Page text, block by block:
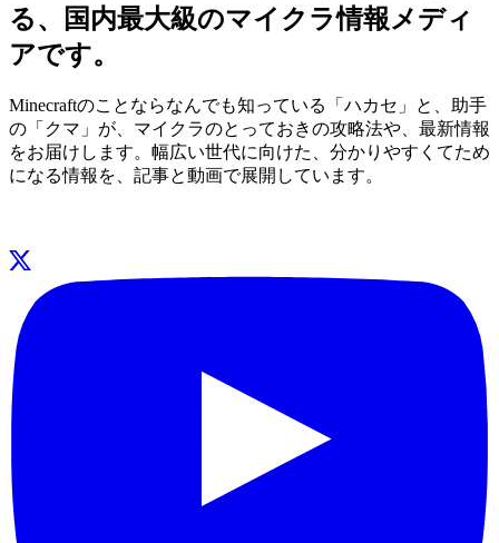
る、国内最大級のマイクラ情報メディ
アです。
Minecraftのことならなんでも知っている「ハカセ」と、助手
の「クマ」が、マイクラのとっておきの攻略法や、最新情報
をお届けします。幅広い世代に向けた、分かりやすくてため
になる情報を、記事と動画で展開しています。